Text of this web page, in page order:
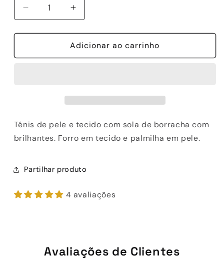
Diminuir
a
quantidade
SAPATILHA
Aumentar
a
quantidade
de
SAPATILHA
Adicionar ao carrinho
Ténis de pele e tecido com sola de borracha com
brilhantes. Forro em tecido e palmilha em pele.
Partilhar produto
4 avaliações
Avaliações de Clientes